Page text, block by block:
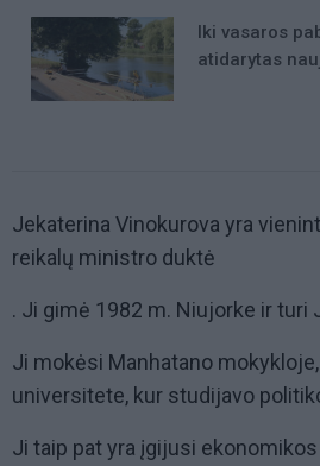
Iki vasaros
atidarytas
Jekaterina Vinokurova yra
reikalų ministro duktė
. Ji gimė 1982 m. Niujorke ir turi
Ji mokėsi Manhatano
universitete, kur studijavo
Ji taip pat yra įgijusi